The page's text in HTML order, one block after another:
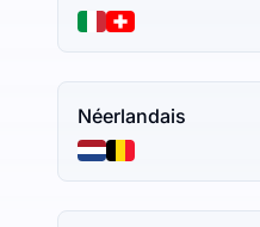
Néerlandais